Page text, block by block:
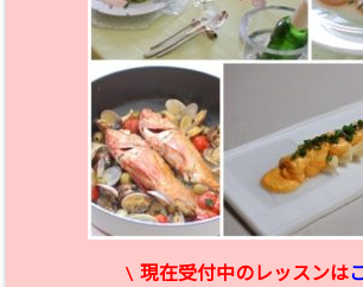
\ 現在受付中のレッスンは